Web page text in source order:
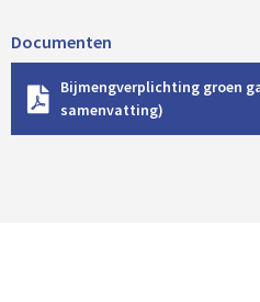
Documenten
Bijmengverplichting groen
samenvatting)
n